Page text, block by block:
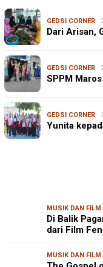
GEDSI CORNER
Dari Arisan,
GEDSI CORNER
SPPM
GEDSI CORNER
Yunita
MUSIK DAN FILM
Di Balik
dari Film
MUSIK DAN FILM